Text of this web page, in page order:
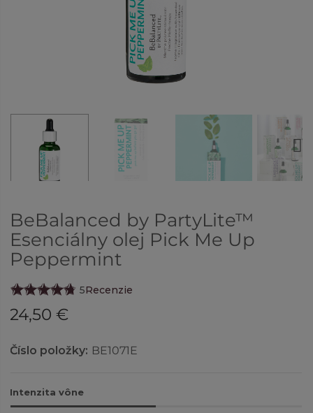
Next
BeBalanced by PartyLite™
Esenciálny olej Pick Me Up
Peppermint
5Recenzie
24,50 €
Číslo položky: BE1071E
Intenzita vône